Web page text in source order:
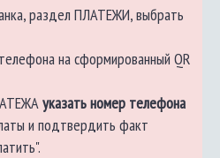
раздел ПЛАТЕЖИ, выбрать
на сформированный QR
указать номер телефона
и подтвердить факт